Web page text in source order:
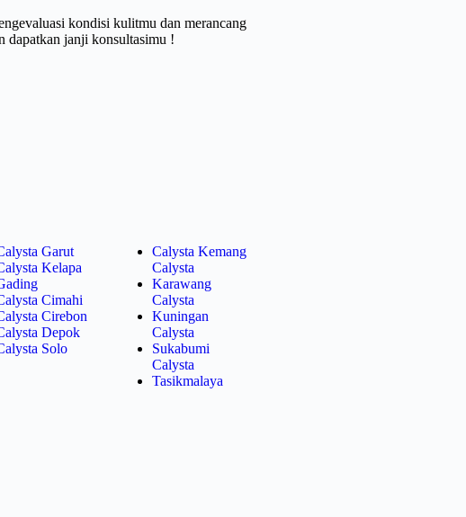
kondisi kulitmu dan merancang
dapatkan janji konsultasimu !
Garut
Kelapa
Cimahi
Cirebon
Depok
Solo
Calysta Kemang
Calysta
Karawang
Calysta
Kuningan
Calysta
Sukabumi
Calysta
Tasikmalaya